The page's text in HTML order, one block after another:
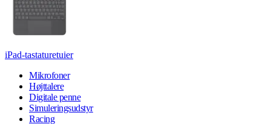
iPad-tastaturetuier
Mikrofoner
Højttalere
Digitale penne
Simuleringsudstyr
Racing